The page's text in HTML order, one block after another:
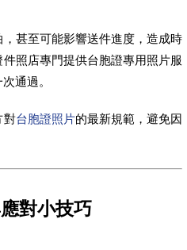
甚至可能影響送件進度，造成時
照店專門提供台胞證專用照片服
通過。
對台胞證照片的最新規範，避免因
對小技巧